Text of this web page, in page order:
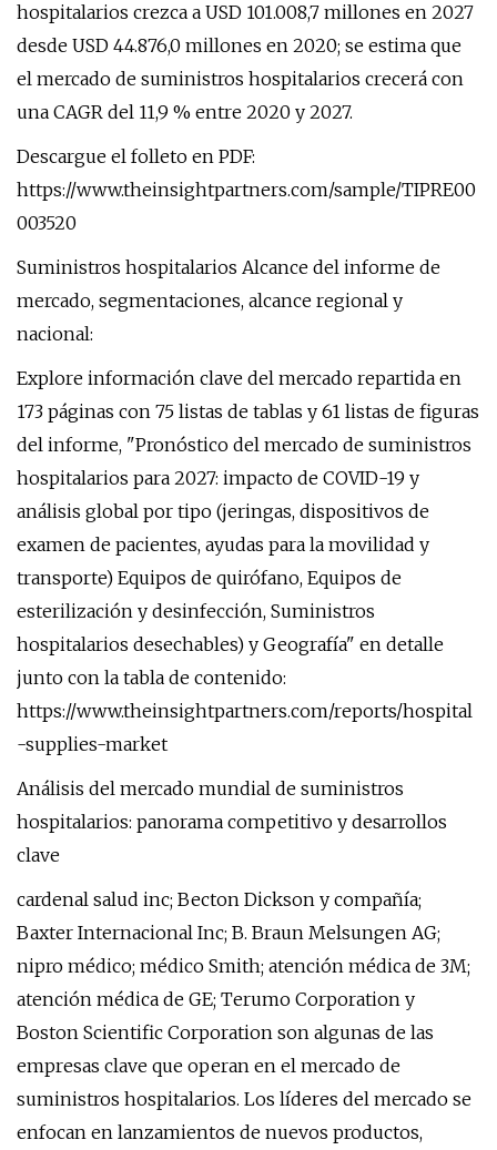
hospitalarios crezca a USD 101.008,7 millones en 2027
desde USD 44.876,0 millones en 2020; se estima que
el mercado de suministros hospitalarios crecerá con
una CAGR del 11,9 % entre 2020 y 2027.
Descargue el folleto en PDF:
https://www.theinsightpartners.com/sample/TIPRE00
003520
Suministros hospitalarios Alcance del informe de
mercado, segmentaciones, alcance regional y
nacional:
Explore información clave del mercado repartida en
173 páginas con 75 listas de tablas y 61 listas de figuras
del informe, "Pronóstico del mercado de suministros
hospitalarios para 2027: impacto de COVID-19 y
análisis global por tipo (jeringas, dispositivos de
examen de pacientes, ayudas para la movilidad y
transporte) Equipos de quirófano, Equipos de
esterilización y desinfección, Suministros
hospitalarios desechables) y Geografía" en detalle
junto con la tabla de contenido:
https://www.theinsightpartners.com/reports/hospital
-supplies-market
Análisis del mercado mundial de suministros
hospitalarios: panorama competitivo y desarrollos
clave
cardenal salud inc; Becton Dickson y compañía;
Baxter Internacional Inc; B. Braun Melsungen AG;
nipro médico; médico Smith; atención médica de 3M;
atención médica de GE; Terumo Corporation y
Boston Scientific Corporation son algunas de las
empresas clave que operan en el mercado de
suministros hospitalarios. Los líderes del mercado se
enfocan en lanzamientos de nuevos productos,